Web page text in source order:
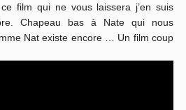
film qui ne vous laissera j’en suis
Chapeau bas à Nate qui nous
Nat existe encore … Un film coup